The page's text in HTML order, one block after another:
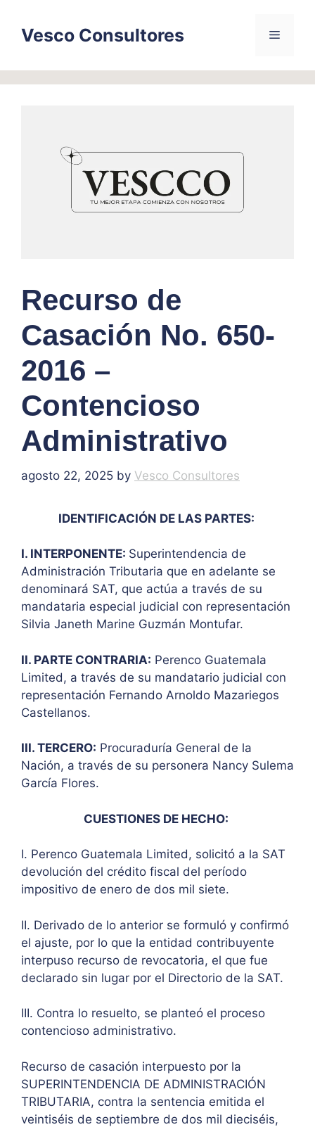
contentVesco Consultores Menu
Recurso de
Casación No. 650-
2016 –
Contencioso
Administrativo
agosto 22, 2025 by Vesco Consultores
IDENTIFICACIÓN DE LAS PARTES:
I. INTERPONENTE: Superintendencia de
Administración Tributaria que en adelante se
denominará SAT, que actúa a través de su
mandataria especial judicial con representación
Silvia Janeth Marine Guzmán Montufar.
II. PARTE CONTRARIA: Perenco Guatemala
Limited, a través de su mandatario judicial con
representación Fernando Arnoldo Mazariegos
Castellanos.
III. TERCERO: Procuraduría General de la
Nación, a través de su personera Nancy Sulema
García Flores.
CUESTIONES DE HECHO:
I. Perenco Guatemala Limited, solicitó a la SAT
devolución del crédito fiscal del período
impositivo de enero de dos mil siete.
II. Derivado de lo anterior se formuló y confirmó
el ajuste, por lo que la entidad contribuyente
interpuso recurso de revocatoria, el que fue
declarado sin lugar por el Directorio de la SAT.
III. Contra lo resuelto, se planteó el proceso
contencioso administrativo.
Recurso de casación interpuesto por la
SUPERINTENDENCIA DE ADMINISTRACIÓN
TRIBUTARIA, contra la sentencia emitida el
veintiséis de septiembre de dos mil dieciséis,